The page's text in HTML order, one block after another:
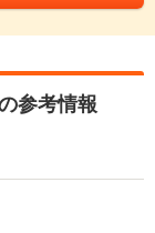
参考情報